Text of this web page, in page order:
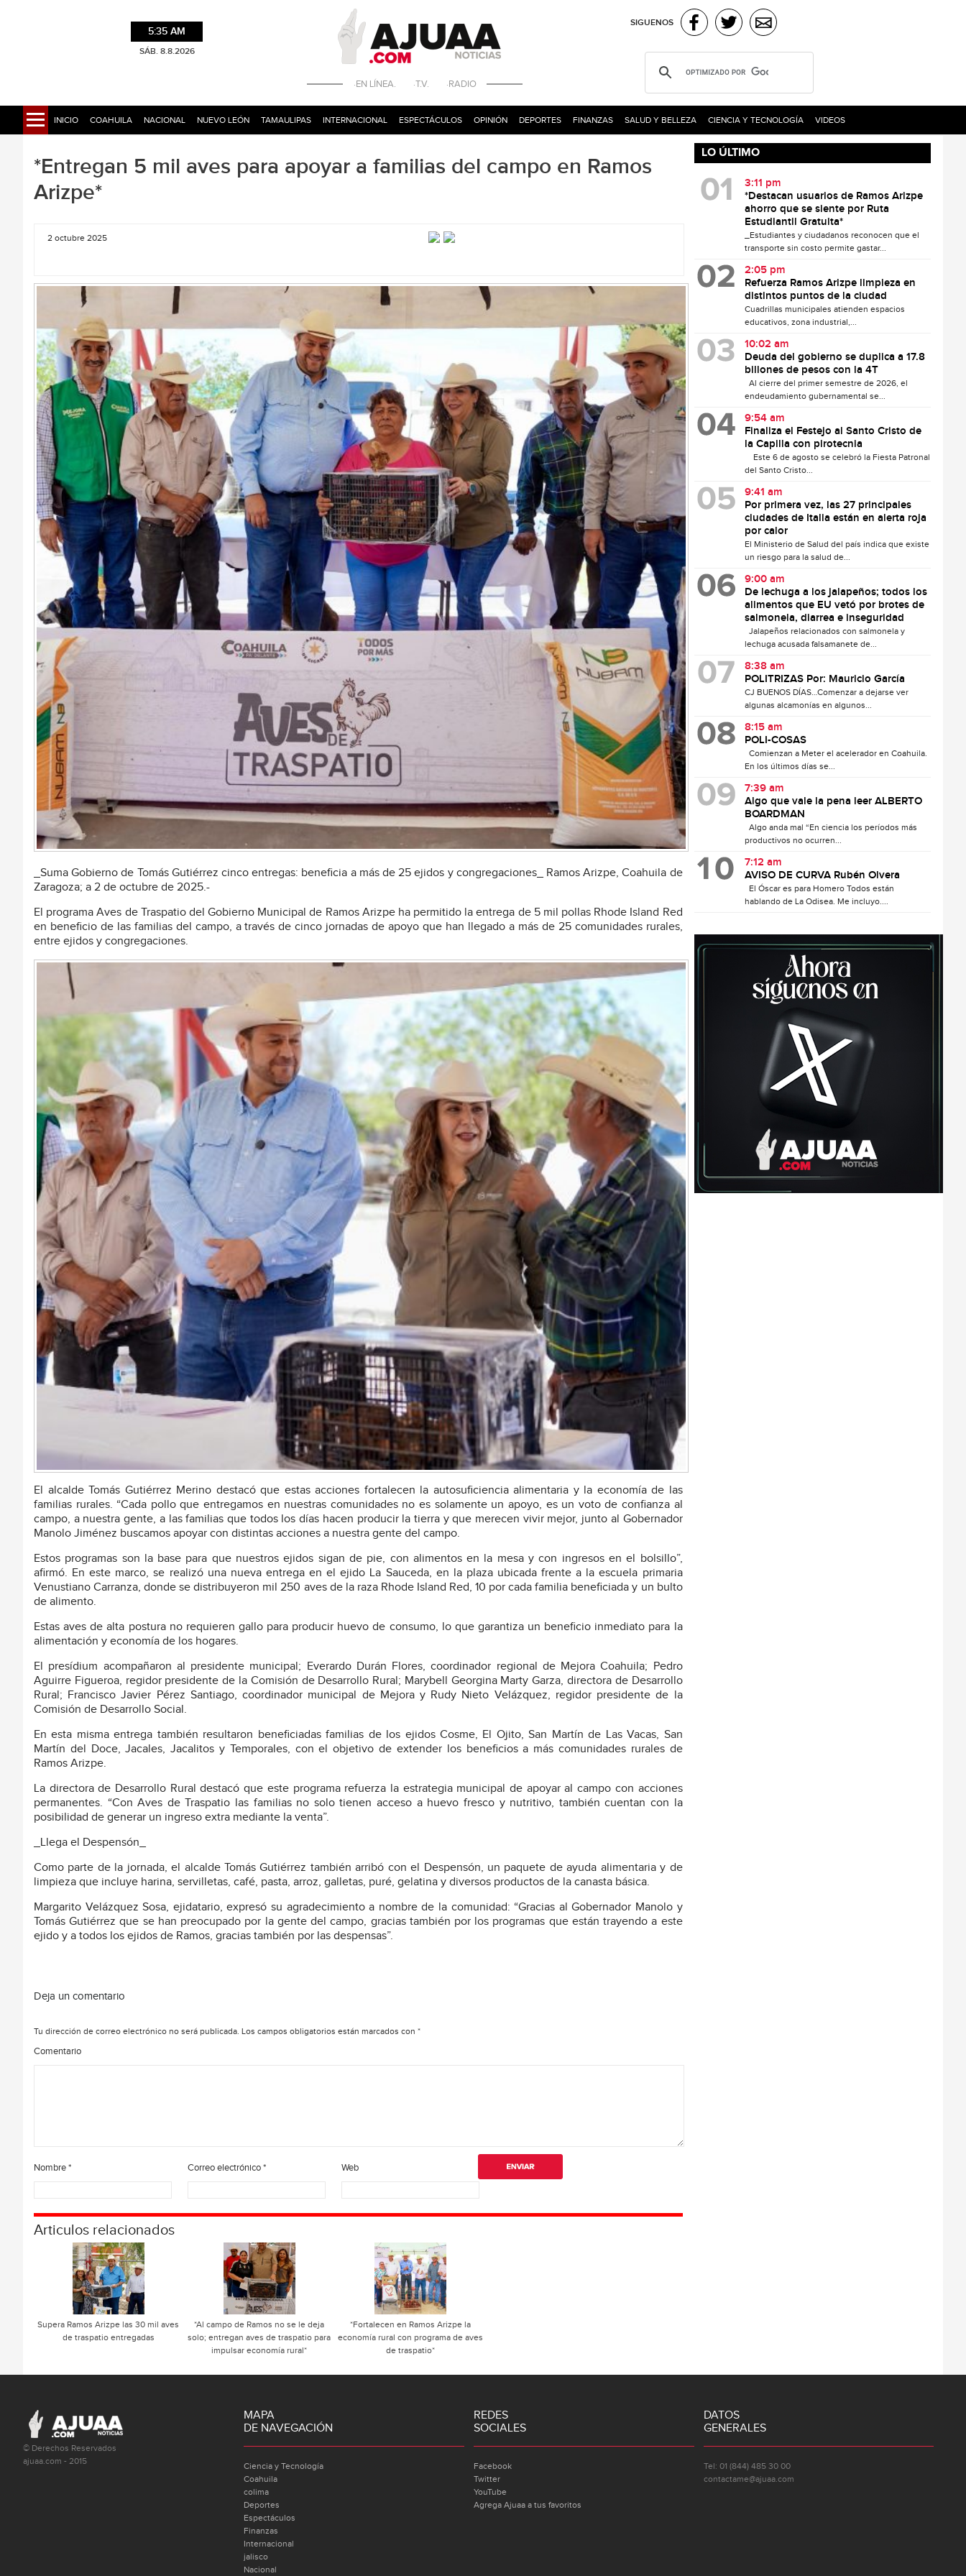
5:35 AM
SÁB. 8.8.2026
·EN LÍNEA. ·T.V. ·RADIO
SIGUENOS
INICIO COAHUILA NACIONAL NUEVO LEÓN TAMAULIPAS INTERNACIONAL ESPECTÁCULOS OPINIÓN DEPORTES FINANZAS SALUD Y BELLEZA CIENCIA Y TECNOLOGÍA VIDEOS
*Entregan 5 mil aves para apoyar a familias del campo en Ramos
Arizpe*
2 octubre 2025
_Suma Gobierno de Tomás Gutiérrez cinco entregas: beneficia a más de 25 ejidos y congregaciones_ Ramos Arizpe, Coahuila de
Zaragoza; a 2 de octubre de 2025.-
El programa Aves de Traspatio del Gobierno Municipal de Ramos Arizpe ha permitido la entrega de 5 mil pollas Rhode Island Red
en beneficio de las familias del campo, a través de cinco jornadas de apoyo que han llegado a más de 25 comunidades rurales,
entre ejidos y congregaciones.
El alcalde Tomás Gutiérrez Merino destacó que estas acciones fortalecen la autosuficiencia alimentaria y la economía de las
familias rurales. “Cada pollo que entregamos en nuestras comunidades no es solamente un apoyo, es un voto de confianza al
campo, a nuestra gente, a las familias que todos los días hacen producir la tierra y que merecen vivir mejor, junto al Gobernador
Manolo Jiménez buscamos apoyar con distintas acciones a nuestra gente del campo.
Estos programas son la base para que nuestros ejidos sigan de pie, con alimentos en la mesa y con ingresos en el bolsillo”,
afirmó. En este marco, se realizó una nueva entrega en el ejido La Sauceda, en la plaza ubicada frente a la escuela primaria
Venustiano Carranza, donde se distribuyeron mil 250 aves de la raza Rhode Island Red, 10 por cada familia beneficiada y un bulto
de alimento.
Estas aves de alta postura no requieren gallo para producir huevo de consumo, lo que garantiza un beneficio inmediato para la
alimentación y economía de los hogares.
El presídium acompañaron al presidente municipal; Everardo Durán Flores, coordinador regional de Mejora Coahuila; Pedro
Aguirre Figueroa, regidor presidente de la Comisión de Desarrollo Rural; Marybell Georgina Marty Garza, directora de Desarrollo
Rural; Francisco Javier Pérez Santiago, coordinador municipal de Mejora y Rudy Nieto Velázquez, regidor presidente de la
Comisión de Desarrollo Social.
En esta misma entrega también resultaron beneficiadas familias de los ejidos Cosme, El Ojito, San Martín de Las Vacas, San
Martín del Doce, Jacales, Jacalitos y Temporales, con el objetivo de extender los beneficios a más comunidades rurales de
Ramos Arizpe.
La directora de Desarrollo Rural destacó que este programa refuerza la estrategia municipal de apoyar al campo con acciones
permanentes. “Con Aves de Traspatio las familias no solo tienen acceso a huevo fresco y nutritivo, también cuentan con la
posibilidad de generar un ingreso extra mediante la venta”.
_Llega el Despensón_
Como parte de la jornada, el alcalde Tomás Gutiérrez también arribó con el Despensón, un paquete de ayuda alimentaria y de
limpieza que incluye harina, servilletas, café, pasta, arroz, galletas, puré, gelatina y diversos productos de la canasta básica.
Margarito Velázquez Sosa, ejidatario, expresó su agradecimiento a nombre de la comunidad: “Gracias al Gobernador Manolo y
Tomás Gutiérrez que se han preocupado por la gente del campo, gracias también por los programas que están trayendo a este
ejido y a todos los ejidos de Ramos, gracias también por las despensas”.
Deja un comentario
Tu dirección de correo electrónico no será publicada. Los campos obligatorios están marcados con *
Comentario
Nombre* Correo electrónico* Web
Articulos relacionados
Supera Ramos Arizpe las 30 mil aves
de traspatio entregadas
*Al campo de Ramos no se le deja
solo; entregan aves de traspatio para
impulsar economía rural*
*Fortalecen en Ramos Arizpe la
economía rural con programa de aves
de traspatio*
LO ÚLTIMO
3:11 pm
*Destacan usuarios de Ramos Arizpe
ahorro que se siente por Ruta
Estudiantil Gratuita*
_Estudiantes y ciudadanos reconocen que el
transporte sin costo permite gastar...
2:05 pm
Refuerza Ramos Arizpe limpieza en
distintos puntos de la ciudad
Cuadrillas municipales atienden espacios
educativos, zona industrial,...
10:02 am
Deuda del gobierno se duplica a 17.8
billones de pesos con la 4T
Al cierre del primer semestre de 2026, el
endeudamiento gubernamental se...
9:54 am
Finaliza el Festejo al Santo Cristo de
la Capilla con pirotecnia
Este 6 de agosto se celebró la Fiesta Patronal
del Santo Cristo...
9:41 am
Por primera vez, las 27 principales
ciudades de Italia están en alerta roja
por calor
El Ministerio de Salud del país indica que existe
un riesgo para la salud de...
9:00 am
De lechuga a los jalapeños; todos los
alimentos que EU vetó por brotes de
salmonela, diarrea e inseguridad
Jalapeños relacionados con salmonela y
lechuga acusada falsamanete de...
8:38 am
POLITRIZAS Por: Mauricio García
CJ BUENOS DÍAS…Comenzar a dejarse ver
algunas alcamonías en algunos...
8:15 am
POLI-COSAS
Comienzan a Meter el acelerador en Coahuila.
En los últimos días se...
7:39 am
Algo que vale la pena leer ALBERTO
BOARDMAN
Algo anda mal “En ciencia los períodos más
productivos no ocurren...
7:12 am
AVISO DE CURVA Rubén Olvera
El Óscar es para Homero Todos están
hablando de La Odisea. Me incluyo....
© Derechos Reservados
ajuaa.com - 2015
MAPA
DE NAVEGACIÓN
Ciencia y Tecnología
Coahuila
colima
Deportes
Espectáculos
Finanzas
Internacional
jalisco
Nacional
REDES
SOCIALES
Facebook
Twitter
YouTube
Agrega Ajuaa a tus favoritos
DATOS
GENERALES
Tel: 01 (844) 485 30 00
contactame@ajuaa.com